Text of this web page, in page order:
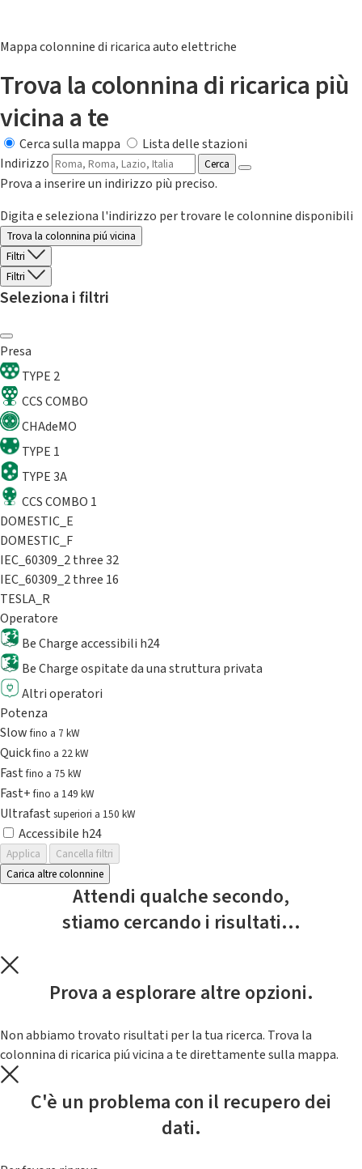
Mappa colonnine di ricarica auto elettriche
Trova la colonnina di ricarica più
vicina a te
Cerca sulla mappa
Lista delle stazioni
Indirizzo
Cerca
Prova a inserire un indirizzo più preciso.
Digita e seleziona l'indirizzo per trovare le colonnine disponibili
Trova la colonnina piú vicina
Filtri
Filtri
Seleziona i filtri
Presa
TYPE 2
CCS COMBO
CHAdeMO
TYPE 1
TYPE 3A
CCS COMBO 1
DOMESTIC_E
DOMESTIC_F
IEC_60309_2 three 32
IEC_60309_2 three 16
TESLA_R
Operatore
Be Charge accessibili h24
Be Charge ospitate da una struttura privata
Altri operatori
Potenza
Slowfino a 7 kW
Quickfino a 22 kW
Fastfino a 75 kW
Fast+fino a 149 kW
Ultrafast superiori a 150 kW
Accessibile h24
Applica
Cancella filtri
Carica altre colonnine
Attendi qualche secondo,
stiamo cercando i risultati...
Prova a esplorare altre opzioni.
Non abbiamo trovato risultati per la tua ricerca. Trova la
colonnina di ricarica piú vicina a te direttamente sulla mappa.
C'è un problema con il recupero dei
dati.